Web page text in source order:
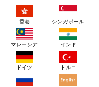
香港 シンガポール
マレーシア インド
ドイツ トルコ